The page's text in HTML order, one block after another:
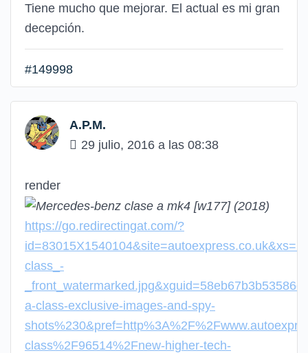
Tiene mucho que mejorar. El actual es mi gran
decepción.
#149998
A.P.M.
29 julio, 2016 a las 08:38
render
https://go.redirectingat.com/?
class_-
a-class-exclusive-images-and-spy-
class%2F96514%2Fnew-higher-tech-